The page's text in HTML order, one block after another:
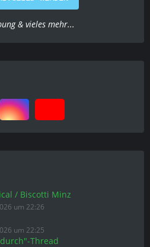
& vieles mehr...
/ Biscotti Minz
um 22:26
um 22:25
Thread